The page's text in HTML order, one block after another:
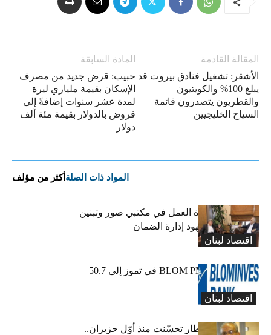
المادة السابقة
حبيب: قرض جديد من مصرف
الإسكان بقيمة ملياري ليرة
لمدة عشر سنوات إضافةً إلى
قروض بالدولار بقيمة مئة ألف
دولار
المقالة القادمة
الأشقر: تشغيل فنادق بيروت قد
يبلغ 100% والكويتيون
والقطريون يتصدرون قائمة
السياح الخليجيين
المواد ذات الصلة أكثر من مؤلف
اقتصاد لبنان
كركي يعلن عودة العمل في مكتبي صور وتبنين
وطليس ينوّه بجهود إدارة الضمان
اقتصاد لبنان
ارتفاع مؤشر BLOM PMI في تموز إلى 50.7
نقطة
عبود: حركة المطار تحسّنت منذ أوّل حزيران..